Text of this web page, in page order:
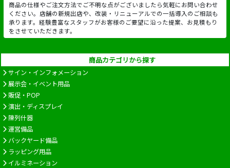
商品の仕様やご注文方法でご不明な点がございましたら気軽にお問い合わせ
ください。店舗の新規出店や、改装・リニューアルでの一括導入のご相談も
承ります。経験豊富なスタッフがお客様のご要望に沿った提案、お見積もり
をさせていただきます。
商品カテゴリから探す
サイン・インフォメーション
展示会・イベント用品
販促・POP
演出・ディスプレイ
陳列什器
運営備品
バックヤード備品
ラッピング用品
イルミネーション